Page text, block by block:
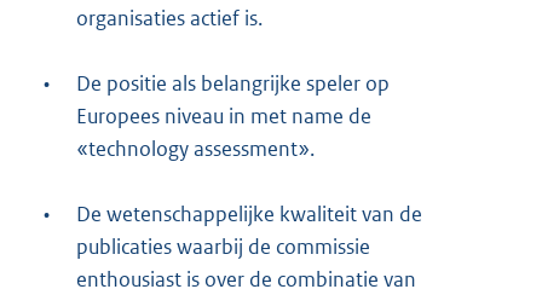
organisaties actief is.
•
De positie als belangrijke speler op
Europees niveau in met name de
«technology assessment».
•
De wetenschappelijke kwaliteit van de
publicaties waarbij de commissie
enthousiast is over de combinatie van